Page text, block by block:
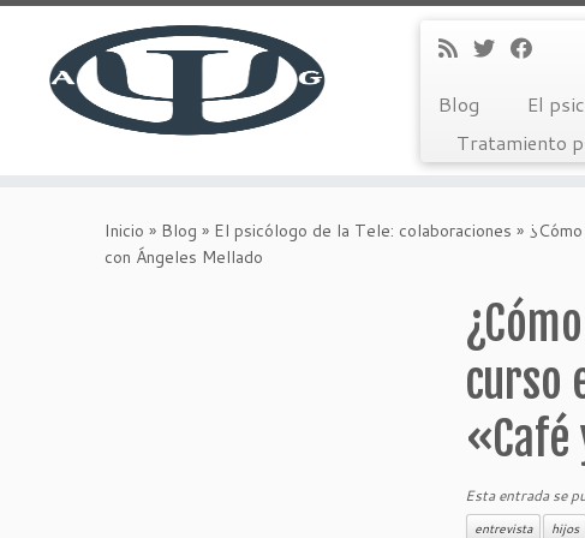
Blog El
Tratamiento
Inicio » Blog » El psicólogo de la Tele: colaboraciones »
con Ángeles Mellado
curso
«Café
Esta entrada se
entrevista
hijos